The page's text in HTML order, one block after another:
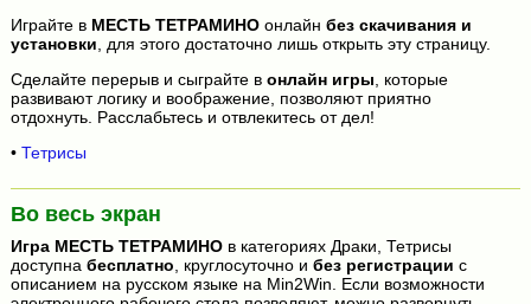
Играйте в МЕСТЬ ТЕТРАМИНОонлайн без скачивания и
установки , для этого достаточно лишь открыть эту страницу.
Сделайте перерыв и сыграйте в онлайн игры , которые
развивают логику и воображение, позволяют приятно
отдохнуть. Расслабьтесь и отвлекитесь от дел!
• Тетрисы
Во весь экран
Игра МЕСТЬ ТЕТРАМИНОв категориях Драки, Тетрисы
доступна бесплатно, круглосуточно и без регистрации с
описанием на русском языке на Min2Win. Если возможности